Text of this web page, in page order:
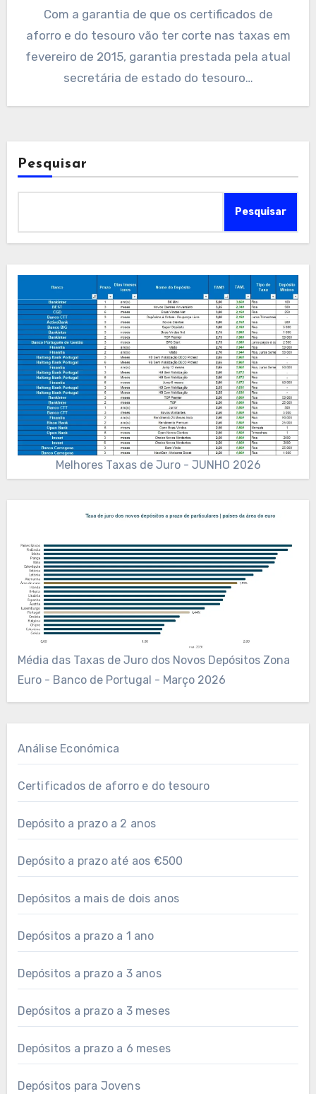
Com a garantia de que os certificados de
aforro e do tesouro vão ter corte nas taxas em
fevereiro de 2015, garantia prestada pela atual
secretária de estado do tesouro…
Pesquisar
Pesquisar
Melhores Taxas de Juro - JUNHO 2026
Média das Taxas de Juro dos Novos Depósitos Zona
Euro - Banco de Portugal - Março 2026
Análise Económica
Certificados de aforro e do tesouro
Depósito a prazo a 2 anos
Depósito a prazo até aos €500
Depósitos a mais de dois anos
Depósitos a prazo a 1 ano
Depósitos a prazo a 3 anos
Depósitos a prazo a 3 meses
Depósitos a prazo a 6 meses
Depósitos para Jovens